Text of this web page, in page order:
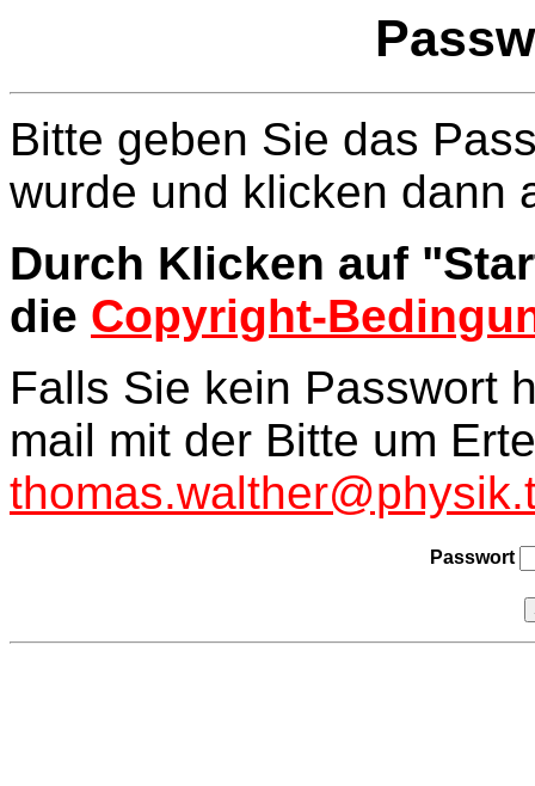
Bitte geben Sie das
wurde und klicken dann
Durch Klicken auf
die Copyright-
Falls Sie kein Passwort
mail mit der Bitte um
Passwort